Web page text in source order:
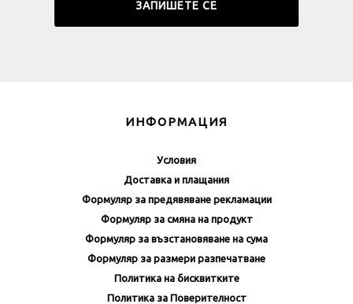
ИНФОРМАЦИЯ
Условия
Доставка и плащания
Формуляр за предявяване рекламации
Формуляр за смяна на продукт
Формуляр за възстановяване на сума
Формуляр за размери разпечатване
Политика на бисквитките
Политика за Поверителност